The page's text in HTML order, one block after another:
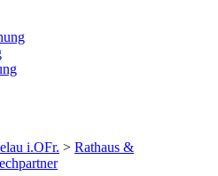
i.OFr. > Rathaus &